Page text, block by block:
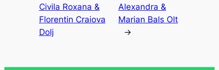
Civila Roxana &
Florentin Craiova
Dolj
Alexandra &
Marian Bals Olt
→